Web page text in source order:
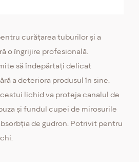
curățarea tuburilor și a
o îngrijire profesională.
să îndepărtați delicat
a deteriora produsul în sine.
lichid va proteja canalul de
și fundul cupei de mirosurile
de gudron. Potrivit pentru